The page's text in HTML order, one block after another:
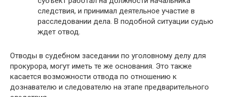
следствия, и принимал деятельное участие в
расследовании дела. В подобной ситуации судью
ждет отвод.
Отводы в судебном заседании по уголовному делу для
прокурора, могут иметь те же основания. Это также
касается возможности отвода по отношению к
дознавателю и следователю на этапе предварительного